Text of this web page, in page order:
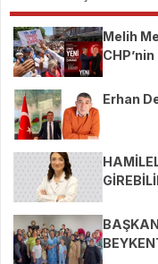
Melih
Erhan